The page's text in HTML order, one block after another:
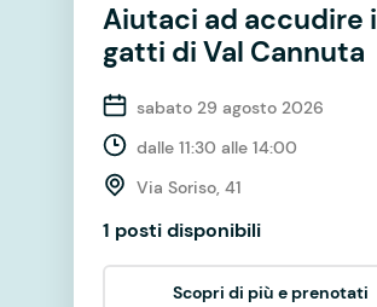
Aiutaci ad accudire i
gatti di Val Cannuta
sabato 29 agosto 2026
dalle 11:30 alle 14:00
Via Soriso, 41
1 posti disponibili
Scopri di più e prenotati